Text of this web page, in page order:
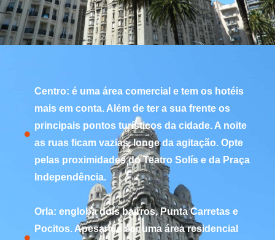
Centro: é uma área comercial e tem os hotéis
mais em conta. Além de ter a sua frente os
principais pontos turísticos da cidade. A noite
as ruas ficam vazias, longe da agitação. Opte
pelas proximidades do Teatro Solís e da Praça
Independência.
Orla: engloba dois bairros, Punta Carretas e
Pocitos. Apesar de ser uma área residencial